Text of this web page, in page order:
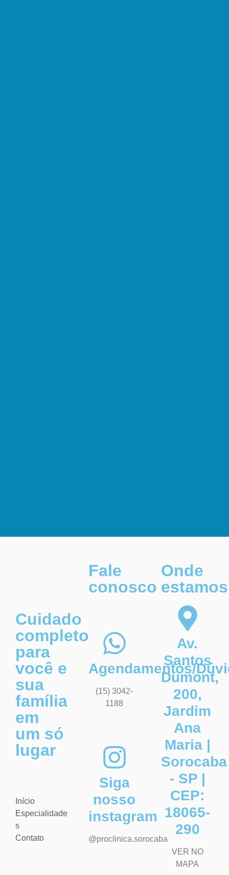
Cuidado
completo
para
você e
sua
família
em
um só
lugar
Início
Especialidade
s
Contato
Fale
conosco
Agendamentos/
(15) 3042-
1188
Siga
nosso
instagram
@proclinica.sorocaba
Onde
Av.
Santos
Dumont,
200,
Jardim
Ana
Maria |
Sorocaba
- SP |
CEP:
18065-
290
VER NO
MAPA